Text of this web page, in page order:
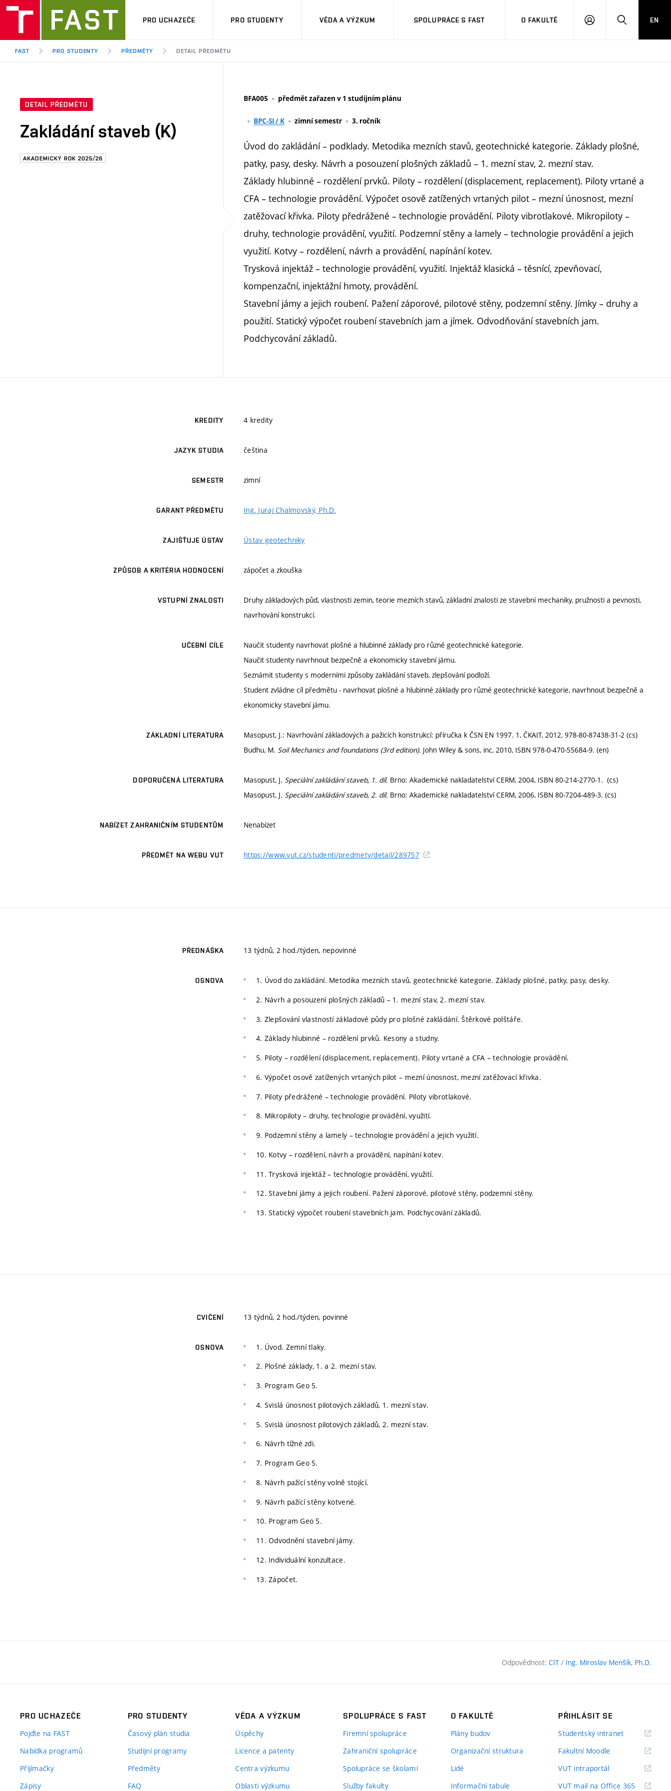
PRO UCHAZEČE PRO STUDENTY VĚDA A VÝZKUM SPOLUPRÁCE S FAST O FAKULTĚ
PŘIHLÁSITHLEDAT
EN
FAST PRO STUDENTY PŘEDMĚTY DETAIL PŘEDMĚTU
DETAIL PŘEDMĚTU
Zakládání staveb (K)
AKADEMICKÝ ROK 2025/26
BFA005 předmět zařazen v 1 studijním plánu
BPC-SI / K zimní semestr 3. ročník
Úvod do zakládání – podklady. Metodika mezních stavů, geotechnické kategorie. Základy plošné,
patky, pasy, desky. Návrh a posouzení plošných základů – 1. mezní stav, 2. mezní stav.
Základy hlubinné – rozdělení prvků. Piloty – rozdělení (displacement, replacement). Piloty vrtané a
CFA – technologie provádění. Výpočet osově zatížených vrtaných pilot – mezní únosnost, mezní
zatěžovací křivka. Piloty předrážené – technologie provádění. Piloty vibrotlakové. Mikropiloty –
druhy, technologie provádění, využití. Podzemní stěny a lamely – technologie provádění a jejich
využití. Kotvy – rozdělení, návrh a provádění, napínání kotev.
Trysková injektáž – technologie provádění, využití. Injektáž klasická – těsnící, zpevňovací,
kompenzační, injektážní hmoty, provádění.
Stavební jámy a jejich roubení. Pažení záporové, pilotové stěny, podzemní stěny. Jímky – druhy a
použití. Statický výpočet roubení stavebních jam a jímek. Odvodňování stavebních jam.
Podchycování základů.
KREDITY 4 kredity
JAZYK STUDIA čeština
SEMESTR zimní
GARANT PŘEDMĚTU Ing. Juraj Chalmovský, Ph.D.
ZAJIŠŤUJE ÚSTAV Ústav geotechniky
ZPŮSOB A KRITÉRIA HODNOCENÍ zápočet a zkouška
VSTUPNÍ ZNALOSTI
Druhy základových půd, vlastnosti zemin, teorie mezních stavů, základní znalosti ze stavební mechaniky, pružnosti a pevnosti,
navrhování konstrukcí.
UČEBNÍ CÍLE
Naučit studenty navrhovat plošné a hlubinné základy pro různé geotechnické kategorie.
Naučit studenty navrhnout bezpečně a ekonomicky stavební jámu.
Seznámit studenty s moderními způsoby zakládání staveb, zlepšování podloží.
Student zvládne cíl předmětu - navrhovat plošné a hlubinné základy pro různé geotechnické kategorie, navrhnout bezpečně a
ekonomicky stavební jámu.
ZÁKLADNÍ LITERATURA
Masopust, J.: Navrhování základových a pažicích konstrukcí: příručka k ČSN EN 1997. 1, ČKAIT, 2012, 978-80-87438-31-2 (cs)
Budhu, M. Soil Mechanics and foundations (3rd edition). John Wiley & sons, inc, 2010, ISBN 978-0-470-55684-9. (en)
DOPORUČENÁ LITERATURA Masopust, J. Speciální zakládání staveb, 1. díl. Brno: Akademické nakladatelství CERM, 2004, ISBN 80-214-2770-1. (cs)
Masopust, J. Speciální zakládání staveb, 2. díl. Brno: Akademické nakladatelství CERM, 2006, ISBN 80-7204-489-3. (cs)
NABÍZET ZAHRANIČNÍM STUDENTŮM Nenabízet
PŘEDMĚT NA WEBU VUT https://www.vut.cz/studenti/predmety/detail/289757
PŘEDNÁŠKA 13 týdnů, 2 hod./týden, nepovinné
OSNOVA 1. Úvod do zakládání. Metodika mezních stavů, geotechnické kategorie. Základy plošné, patky, pasy, desky.
2. Návrh a posouzení plošných základů – 1. mezní stav, 2. mezní stav.
3. Zlepšování vlastností základové půdy pro plošné zakládání. Štěrkové polštáře.
4. Základy hlubinné – rozdělení prvků. Kesony a studny.
5. Piloty – rozdělení (displacement, replacement). Piloty vrtané a CFA – technologie provádění.
6. Výpočet osově zatížených vrtaných pilot – mezní únosnost, mezní zatěžovací křivka.
7. Piloty předrážené – technologie provádění. Piloty vibrotlakové.
8. Mikropiloty – druhy, technologie provádění, využití.
9. Podzemní stěny a lamely – technologie provádění a jejich využití.
10. Kotvy – rozdělení, návrh a provádění, napínání kotev.
11. Trysková injektáž – technologie provádění, využití.
12. Stavební jámy a jejich roubení. Pažení záporové, pilotové stěny, podzemní stěny.
13. Statický výpočet roubení stavebních jam. Podchycování základů.
CVIČENÍ 13 týdnů, 2 hod./týden, povinné
OSNOVA 1. Úvod. Zemní tlaky.
2. Plošné základy, 1. a 2. mezní stav.
3. Program Geo 5.
4. Svislá únosnost pilotových základů, 1. mezní stav.
5. Svislá únosnost pilotových základů, 2. mezní stav.
6. Návrh tížné zdi.
7. Program Geo 5.
8. Návrh pažící stěny volně stojící.
9. Návrh pažící stěny kotvené.
10. Program Geo 5.
11. Odvodnění stavební jámy.
12. Individuální konzultace.
13. Zápočet.
Odpovědnost: CIT / Ing. Miroslav Menšík, Ph.D.
PRO UCHAZEČE
Pojďte na FAST
Nabídka programů
Přijímačky
Zápisy
PRO STUDENTY
Časový plán studia
Studijní programy
Předměty
FAQ
VĚDA A VÝZKUM
Úspěchy
Licence a patenty
Centra výzkumu
Oblasti výzkumu
SPOLUPRÁCE S FAST
Firemní spolupráce
Zahraniční spolupráce
Spolupráce se školami
Služby fakulty
O FAKULTĚ
Plány budov
Organizační struktura
Lidé
Informační tabule
PŘIHLÁSIT SE
Studentský intranet(externí
Fakultní Moodle
VUT intraportál(externí
VUT mail na Office 365 (externí